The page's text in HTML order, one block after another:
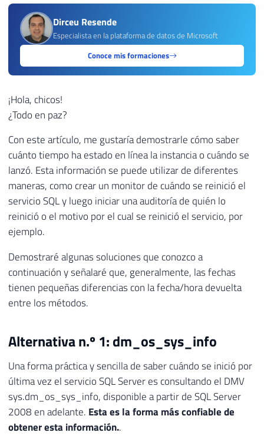
Dirceu Resende
Especialista en la plataforma de datos de Microsoft
Conoce mis formaciones
¡Hola, chicos!
¿Todo en paz?
Con este artículo, me gustaría demostrarle cómo saber
cuánto tiempo ha estado en línea la instancia o cuándo se
lanzó. Esta información se puede utilizar de diferentes
maneras, como crear un monitor de cuándo se reinició el
servicio SQL y luego iniciar una auditoría de quién lo
reinició o el motivo por el cual se reinició el servicio, por
ejemplo.
Demostraré algunas soluciones que conozco a
continuación y señalaré que, generalmente, las fechas
tienen pequeñas diferencias con la fecha/hora devuelta
entre los métodos.
Alternativa n.º 1: dm_os_sys_info
Una forma práctica y sencilla de saber cuándo se inició por
última vez el servicio SQL Server es consultando el DMV
sys.dm_os_sys_info, disponible a partir de SQL Server
2008 en adelante. Esta es la forma más confiable de
obtener esta información..